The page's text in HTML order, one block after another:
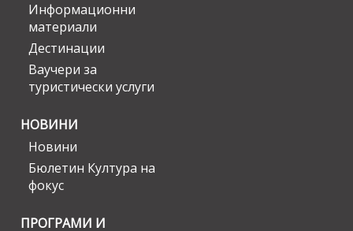
Информационни
материали
Дестинации
Ваучери за
туристически услуги
НОВИНИ
Новини
Бюлетин Култура на
фокус
ПРОГРАМИ И